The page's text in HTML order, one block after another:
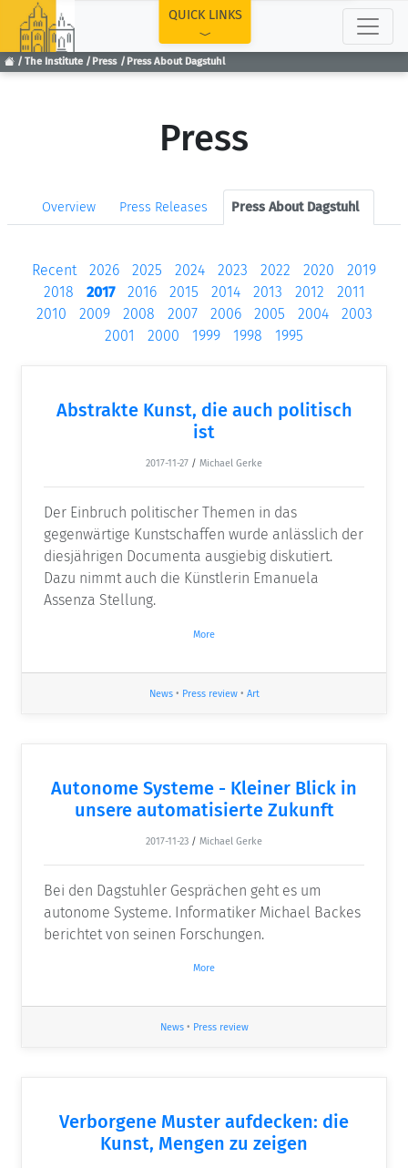
The Institute Press Press About Dagstuhl
QUICK LINKS
Press
Overview Press Releases Press About Dagstuhl
Recent 2026 2025 2024 2023 2022 2020
2019
2018
2017 2016 2015 2014 2013 2012
2011
2010
2009 2008 2007 2006 2005 2004
2003
2001
2000 1999 1998 1995
Abstrakte Kunst, die auch politisch
ist
2017-11-27 / Michael Gerke
Der Einbruch politischer Themen in das
gegenwärtige Kunstschaffen wurde anlässlich der
diesjährigen Documenta ausgiebig diskutiert.
Dazu nimmt auch die Künstlerin Emanuela
Assenza Stellung.
More
News• Press review• Art
Autonome Systeme - Kleiner Blick in
unsere automatisierte Zukunft
2017-11-23 / Michael Gerke
Bei den Dagstuhler Gesprächen geht es um
autonome Systeme. Informatiker Michael Backes
berichtet von seinen Forschungen.
More
News• Press review
Verborgene Muster aufdecken: die
Kunst, Mengen zu zeigen